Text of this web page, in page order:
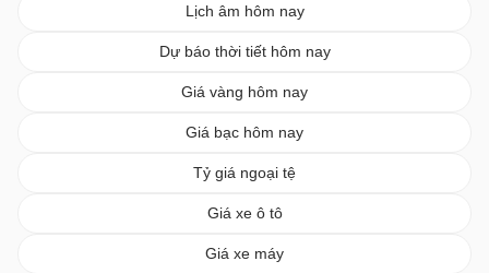
Lịch âm hôm nay
Dự báo thời tiết hôm nay
Giá vàng hôm nay
Giá bạc hôm nay
Tỷ giá ngoại tệ
Giá xe ô tô
Giá xe máy